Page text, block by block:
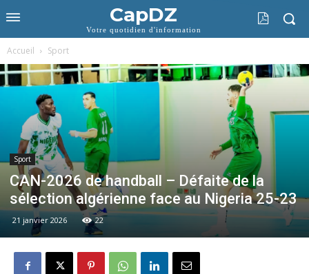
CapDZ
Votre quotidien d'information
Accueil Sport
Sport
CAN-2026 de handball – Défaite de la
sélection algérienne face au Nigeria 25-23
21 janvier 2026 22